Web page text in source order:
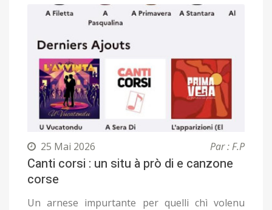
25 Mai 2026 Par : F.P
Canti corsi : un situ à prò di e canzone
corse
Un arnese impurtante per quelli chì volenu